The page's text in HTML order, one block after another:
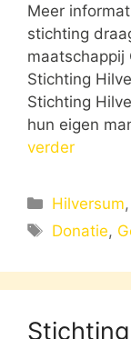
Meer
stichting
maatschappij
Stichting
Stichting
hun eigen
verder
Hilversum,
Tags
Donatie,